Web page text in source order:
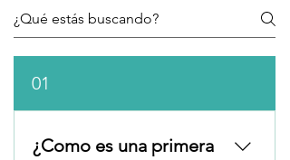
01
¿Como es una primera